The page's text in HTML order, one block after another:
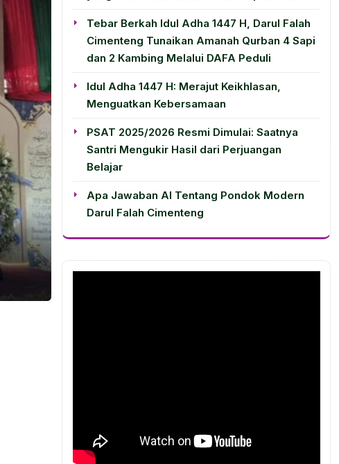
Tebar Berkah Idul Adha 1447 H, Darul Falah
Cimenteng Tunaikan Amanah Qurban 4 Sapi
dan 2 Kambing Melalui DAFA Peduli
Idul Adha 1447 H: Merajut Keikhlasan,
Menguatkan Kebersamaan
PSAT 2025/2026 Resmi Dimulai: Saatnya
Santri Mengukir Hasil dari Perjuangan
Belajar
Apa Jawaban AI Tentang Pondok Modern
Darul Falah Cimenteng